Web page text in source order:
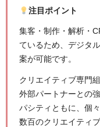
注目ポイント
集客・制作・解析・
ているため、デジタ
案が可能です。
クリエイティブ専門
外部パートナーとの
パシティともに、個
数百のクリエイティ